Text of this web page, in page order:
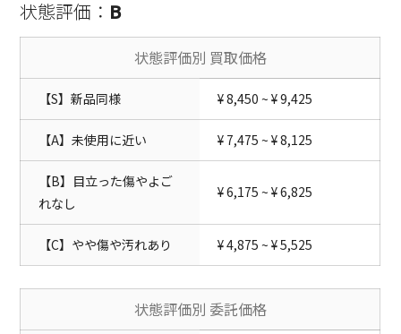
状態評価： B
状態評価別 買取価格
【S】新品同様 ¥ 8,450 ~ ¥ 9,425
【A】未使用に近い ¥ 7,475 ~ ¥ 8,125
【B】目立った傷やよご
れなし
¥ 6,175 ~ ¥ 6,825
【C】やや傷や汚れあり ¥ 4,875 ~ ¥ 5,525
状態評価別 委託価格